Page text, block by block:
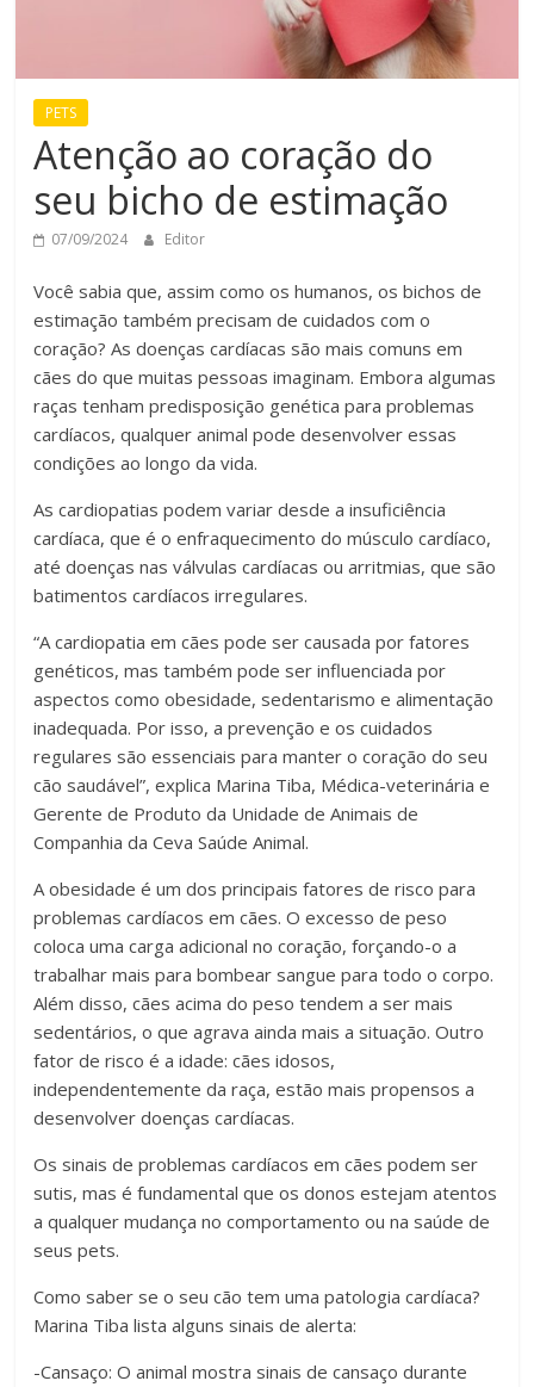
PETS
Atenção ao coração do
seu bicho de estimação
07/09/2024 Editor
Você sabia que, assim como os humanos, os bichos de
estimação também precisam de cuidados com o
coração? As doenças cardíacas são mais comuns em
cães do que muitas pessoas imaginam. Embora algumas
raças tenham predisposição genética para problemas
cardíacos, qualquer animal pode desenvolver essas
condições ao longo da vida.
As cardiopatias podem variar desde a insuficiência
cardíaca, que é o enfraquecimento do músculo cardíaco,
até doenças nas válvulas cardíacas ou arritmias, que são
batimentos cardíacos irregulares.
“A cardiopatia em cães pode ser causada por fatores
genéticos, mas também pode ser influenciada por
aspectos como obesidade, sedentarismo e alimentação
inadequada. Por isso, a prevenção e os cuidados
regulares são essenciais para manter o coração do seu
cão saudável”, explica Marina Tiba, Médica-veterinária e
Gerente de Produto da Unidade de Animais de
Companhia da Ceva Saúde Animal.
A obesidade é um dos principais fatores de risco para
problemas cardíacos em cães. O excesso de peso
coloca uma carga adicional no coração, forçando-o a
trabalhar mais para bombear sangue para todo o corpo.
Além disso, cães acima do peso tendem a ser mais
sedentários, o que agrava ainda mais a situação. Outro
fator de risco é a idade: cães idosos,
independentemente da raça, estão mais propensos a
desenvolver doenças cardíacas.
Os sinais de problemas cardíacos em cães podem ser
sutis, mas é fundamental que os donos estejam atentos
a qualquer mudança no comportamento ou na saúde de
seus pets.
Como saber se o seu cão tem uma patologia cardíaca?
Marina Tiba lista alguns sinais de alerta:
-Cansaço: O animal mostra sinais de cansaço durante